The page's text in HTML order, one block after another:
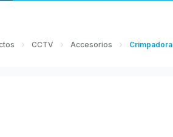
CCTV Accesorios